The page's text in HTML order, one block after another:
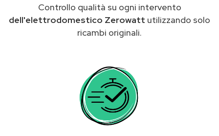
Controllo qualità su ogni intervento
dell'elettrodomestico Zerowatt utilizzando solo
ricambi originali.